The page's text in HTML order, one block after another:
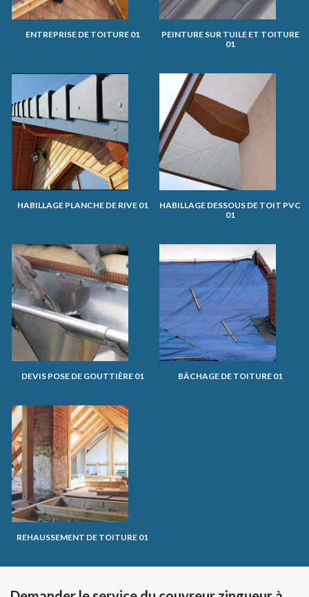
ENTREPRISE DE TOITURE 01
PEINTURE SUR TUILE ET TOITURE
01
HABILLAGE PLANCHE DE RIVE 01
HABILLAGE DESSOUS DE TOIT PVC
01
DEVIS POSE DE GOUTTIÈRE 01 BÂCHAGE DE TOITURE 01
REHAUSSEMENT DE TOITURE 01